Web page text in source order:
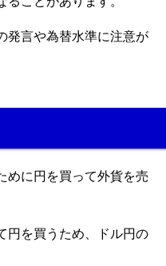
発言や為替水準に注意が
めに円を買って外貨を売
円を買うため、ドル円の